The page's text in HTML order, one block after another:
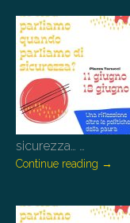
sicurezza… …
Continue reading →